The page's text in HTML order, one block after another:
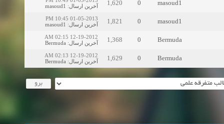
masoud1
0
1,620
آخرین ارسال:
masoud1
masoud1
0
1,821
01-05-2013 10:45 PM
آخرین ارسال:
masoud1
Bermuda
0
1,368
12-19-2012 02:15 AM
آخرین ارسال:
Bermuda
Bermuda
0
1,629
12-19-2012 02:13 AM
آخرین ارسال:
Bermuda